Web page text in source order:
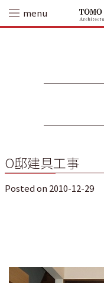
content
menu
O邸建具工事
Posted on 2010-12-29